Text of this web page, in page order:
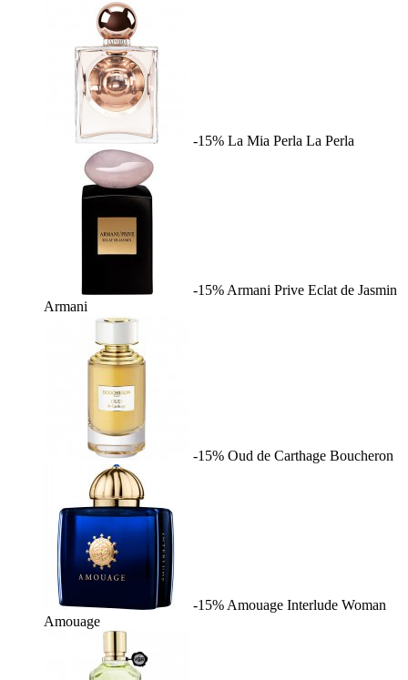
-15% La Mia Perla La Perla
-15% Armani Prive Eclat de Jasmin
Armani
-15% Oud de Carthage Boucheron
-15% Amouage Interlude Woman
Amouage